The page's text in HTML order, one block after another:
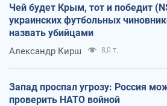
Чей будет Крым, тот и победит
украинских футбольных
назвать убийцами
Александр Кирш 8,0 т.
Запад проспал угрозу: Россия
проверить НАТО войной